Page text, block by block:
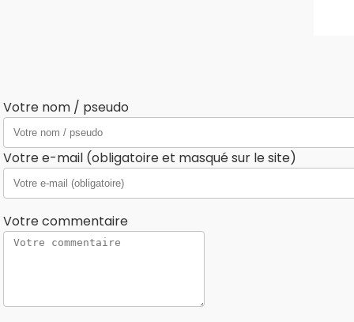
Votre nom / pseudo
Votre e-mail (obligatoire et masqué sur le site)
Votre commentaire